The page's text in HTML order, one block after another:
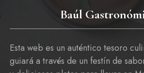
Baúl
Esta web es un auténtico tesoro
guiará a través de un festín de